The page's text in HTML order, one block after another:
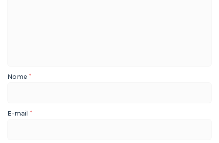
Nome*
E-mail *